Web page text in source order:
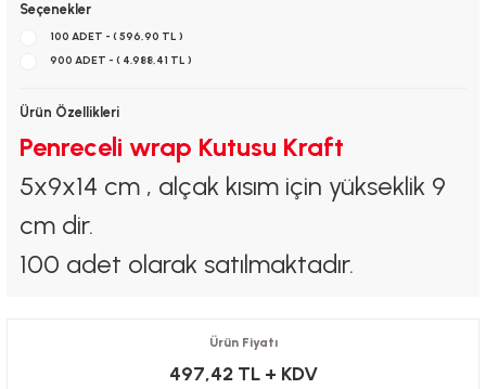
Seçenekler
100 ADET - ( 596,90 TL )
900 ADET - ( 4.988,41 TL )
Ürün Özellikleri
Penreceli wrap Kutusu Kraft
5x9x14 cm , alçak kısım için yükseklik 9
cm dir.
100 adet olarak satılmaktadır.
Ürün Fiyatı
497,42 TL + KDV